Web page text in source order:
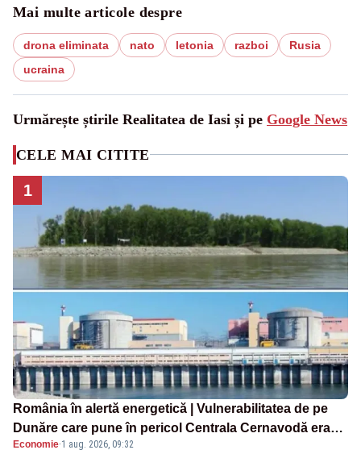
Mai multe articole despre
drona eliminata nato letonia razboi
Rusia
ucraina
Urmărește știrile Realitatea de Iasi și pe Google News
CELE MAI CITITE
1
România în alertă energetică | Vulnerabilitatea de pe
Dunăre care pune în pericol Centrala Cernavodă era
cunoscută de pe vremea lui Ceaușescu
Economie·1 aug. 2026, 09:32